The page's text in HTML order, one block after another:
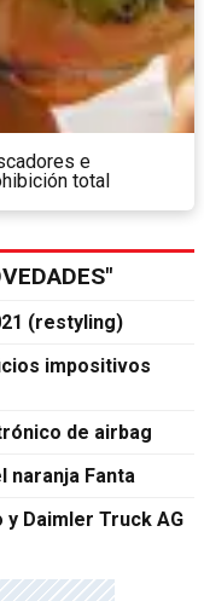
e
total
(restyling)
impositivos
de airbag
naranja Fanta
Daimler Truck AG